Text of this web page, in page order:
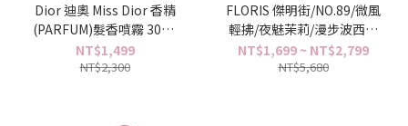
Dior 迪奧 Miss Dior 香精
(PARFUM)髮香噴霧 30ml
(新包裝) TESTER (環保盒)
NT$1,499
NT$2,300
FLORIS 傑明街/NO.89/微風
輕拂/夜魅茉莉/漫步波西塔
諾/御花見/女王的花束/清冽
玫瑰 100ml TESTER (環保
NT$1,699 ~ NT$2,799
NT$5,680